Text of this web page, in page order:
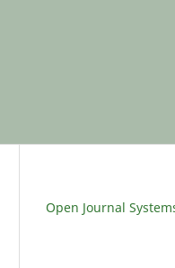
Open Journal